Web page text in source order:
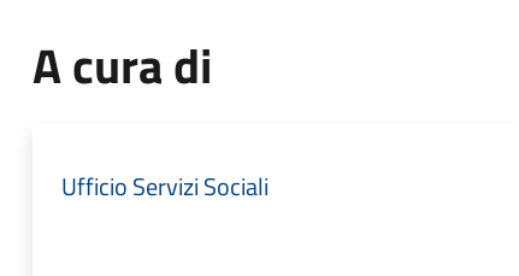
A cura di
Ufficio Servizi Sociali